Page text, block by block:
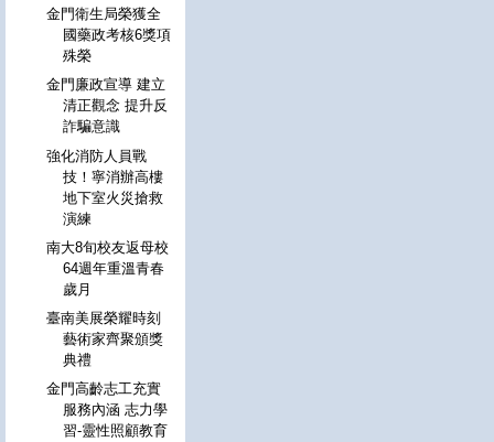
金門衛生局榮獲全
國藥政考核6獎項
殊榮
金門廉政宣導 建立
清正觀念 提升反
詐騙意識
強化消防人員戰
技！寧消辦高樓
地下室火災搶救
演練
南大8旬校友返母校
64週年重溫青春
歲月
臺南美展榮耀時刻
藝術家齊聚頒獎
典禮
金門高齡志工充實
服務內涵 志力學
習-靈性照顧教育